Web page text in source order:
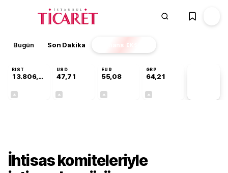
Bugün Son Dakika Finans EKSTRA
BIST
13.806,14
USD
47,71
EUR
55,08
GBP
64,21
İhtisas komiteleriyle